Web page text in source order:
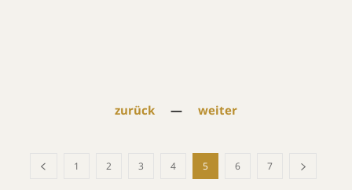
zurück — weiter
1 2 3 4 5 6 7